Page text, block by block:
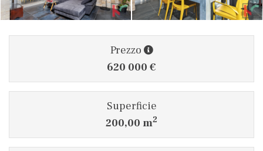
Prezzo
620 000 €
Superficie
200,00 m2